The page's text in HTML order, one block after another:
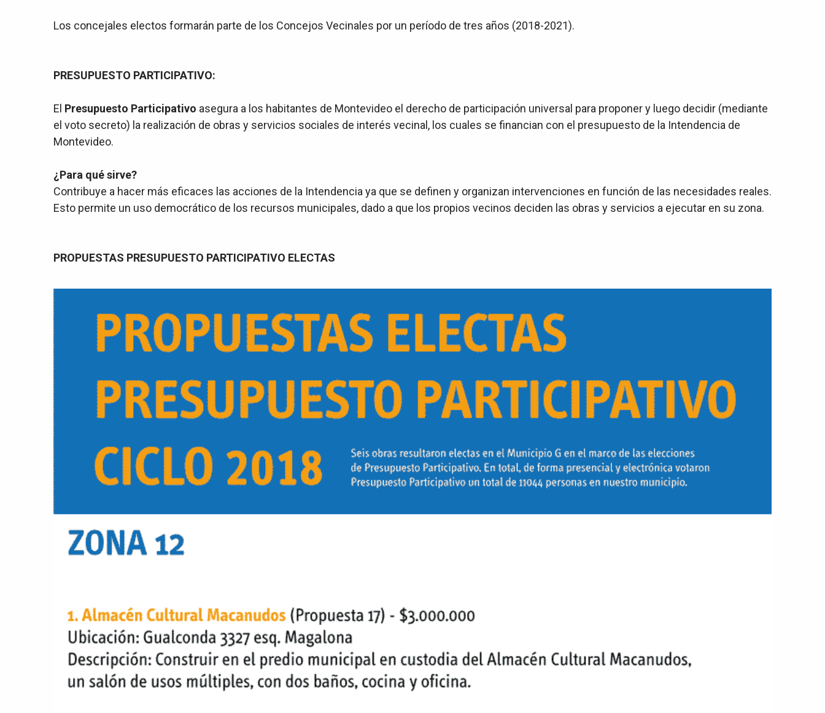
Los concejales electos formarán parte de los Concejos Vecinales por un período de tres años (2018-2021).
PRESUPUESTO PARTICIPATIVO:
El Presupuesto Participativo asegura a los habitantes de Montevideo el derecho de participación universal para proponer y luego decidir (mediante
el voto secreto) la realización de obras y servicios sociales de interés vecinal, los cuales se financian con el presupuesto de la Intendencia de
Montevideo.
¿Para qué sirve?
Contribuye a hacer más eficaces las acciones de la Intendencia ya que se definen y organizan intervenciones en función de las necesidades reales.
Esto permite un uso democrático de los recursos municipales, dado a que los propios vecinos deciden las obras y servicios a ejecutar en su zona.
PROPUESTAS PRESUPUESTO PARTICIPATIVO ELECTAS